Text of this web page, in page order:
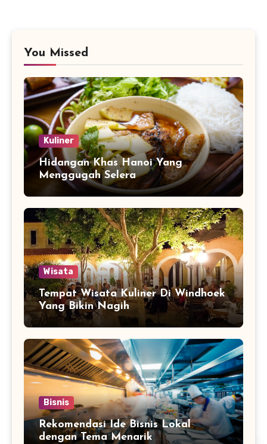
You Missed
Kuliner
Hidangan Khas Hanoi Yang
Menggugah Selera
Wisata
Tempat Wisata Kuliner Di Windhoek
Yang Bikin Nagih
Bisnis
Rekomendasi Ide Bisnis Lokal
dengan Tema Menarik